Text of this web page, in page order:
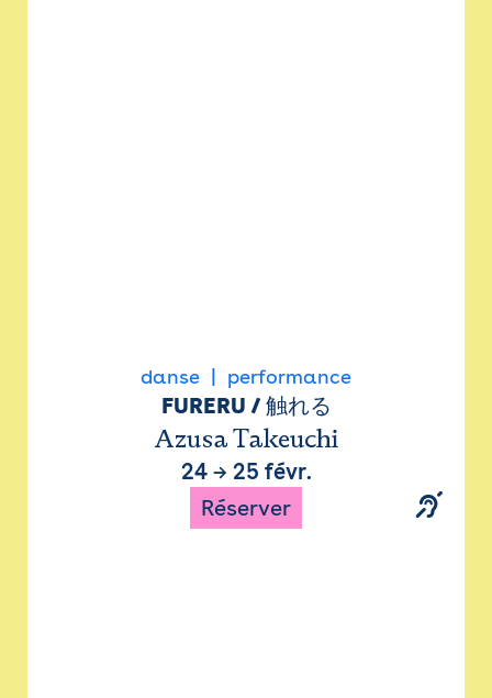
danse performance
FURERU / 触れる
Azusa Takeuchi
24→ 25 févr.
Réserver